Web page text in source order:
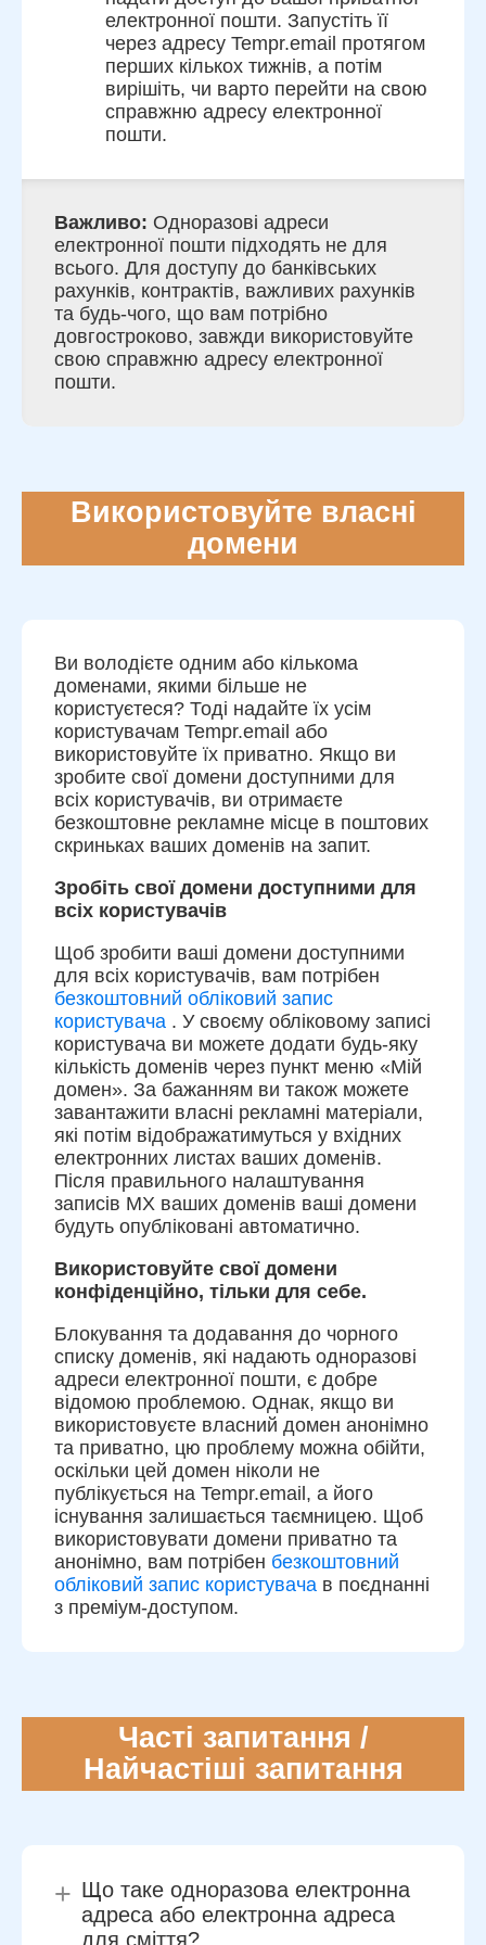
електронної пошти. Запустіть її
через адресу Tempr.email протягом
перших кількох тижнів, а потім
вирішіть, чи варто перейти на свою
справжню адресу електронної
пошти.
Важливо: Одноразові адреси
електронної пошти підходять не для
всього. Для доступу до банківських
рахунків, контрактів, важливих рахунків
та будь-чого, що вам потрібно
довгостроково, завжди використовуйте
свою справжню адресу електронної
пошти.
Використовуйте власні
домени
Ви володієте одним або кількома
доменами, якими більше не
користуєтеся? Тоді надайте їх усім
користувачам Tempr.email або
використовуйте їх приватно. Якщо ви
зробите свої домени доступними для
всіх користувачів, ви отримаєте
безкоштовне рекламне місце в поштових
скриньках ваших доменів на запит.
Зробіть свої домени доступними для
всіх користувачів
Щоб зробити ваші домени доступними
для всіх користувачів, вам потрібен
безкоштовний обліковий запис
користувача . У своєму обліковому записі
користувача ви можете додати будь-яку
кількість доменів через пункт меню «Мій
домен». За бажанням ви також можете
завантажити власні рекламні матеріали,
які потім відображатимуться у вхідних
електронних листах ваших доменів.
Після правильного налаштування
записів MX ваших доменів ваші домени
будуть опубліковані автоматично.
Використовуйте свої домени
конфіденційно, тільки для себе.
Блокування та додавання до чорного
списку доменів, які надають одноразові
адреси електронної пошти, є добре
відомою проблемою. Однак, якщо ви
використовуєте власний домен анонімно
та приватно, цю проблему можна обійти,
оскільки цей домен ніколи не
публікується на Tempr.email, а його
існування залишається таємницею. Щоб
використовувати домени приватно та
анонімно, вам потрібен безкоштовний
обліковий запис користувача в поєднанні
з преміум-доступом.
Часті запитання /
Найчастіші запитання
+ Що таке одноразова електронна
адреса або електронна адреса
для сміття?